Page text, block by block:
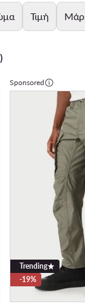
Τιμή
Sponsored
Trending
-19%